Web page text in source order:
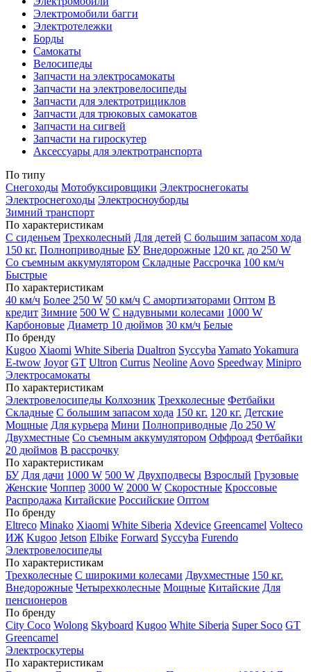
Электромобили багги
Электротележки
Борды
Самокаты
Велосипеды
Запчасти на электросамокаты
Запчасти на электровелосипеды
Запчасти для электротрициклов
Запчасти для трюковых самокатов
Запчасти на сигвей
Запчасти на гироскутер
Аксессуары для электротранспорта
По типу
Снегоходы Мотобуксировщики Электроснегокаты
Электроснегоходы Электросноуборды
Зимний транспорт
По характеристикам
С сиденьем Трехколесный Для детей С большим запасом хода
150 кг. Полноприводные БУ Внедорожные 120 кг. до 250 W
Со съемным аккумулятором Складные Рассрочка 100 км/ч
Быстрые
По характеристикам
40 км/ч Более 250 W 50 км/ч С амортизаторами Оптом В
кредит Зимние 500 W С надувными колесами 1000 W
Карбоновые Диаметр 10 дюймов 30 км/ч Белые
По бренду
Kugoo Xiaomi White Siberia Dualtron Syccyba YamatoYokamura
E-twow Joyor GT Ultron Currus Neoline Aovo Speedway Minipro
Электросамокаты
По характеристикам
Электровелосипеды Колхозник Трехколесные Фетбайки
Складные С большим запасом хода 150 кг. 120 кг. Детские
Мощные Для курьера Мини Полноприводные До 250 W
Двухместные Со съемным аккумулятором Оффроад Фетбайки
20 дюймов В рассрочку
По характеристикам
БУ Для дачи 1000 W 500 W Двухподвесы Взрослый Грузовые
Женские Чоппер 3000 W 2000 W Скоростные Кроссовые
Распродажа Китайские Российские Оптом
По бренду
Eltreco Minako Xiaomi White Siberia Xdevice Greencamel Volteco
ИЖ Kugoo Jetson Elbike Forward Syccyba Furendo
Электровелосипеды
По характеристикам
Трехколесные С широкими колесами Двухместные 150 кг.
Внедорожные Четырехколесные Мощные Китайские Для
пенсионеров
По бренду
City Coco Wolong Skyboard Kugoo White Siberia Super Soco GT
Greencamel
Электроскутеры
По характеристикам